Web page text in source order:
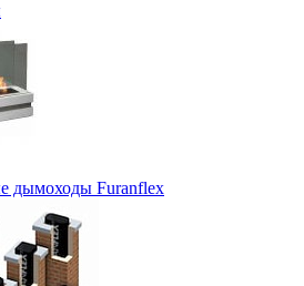
дымоходы Furanflex